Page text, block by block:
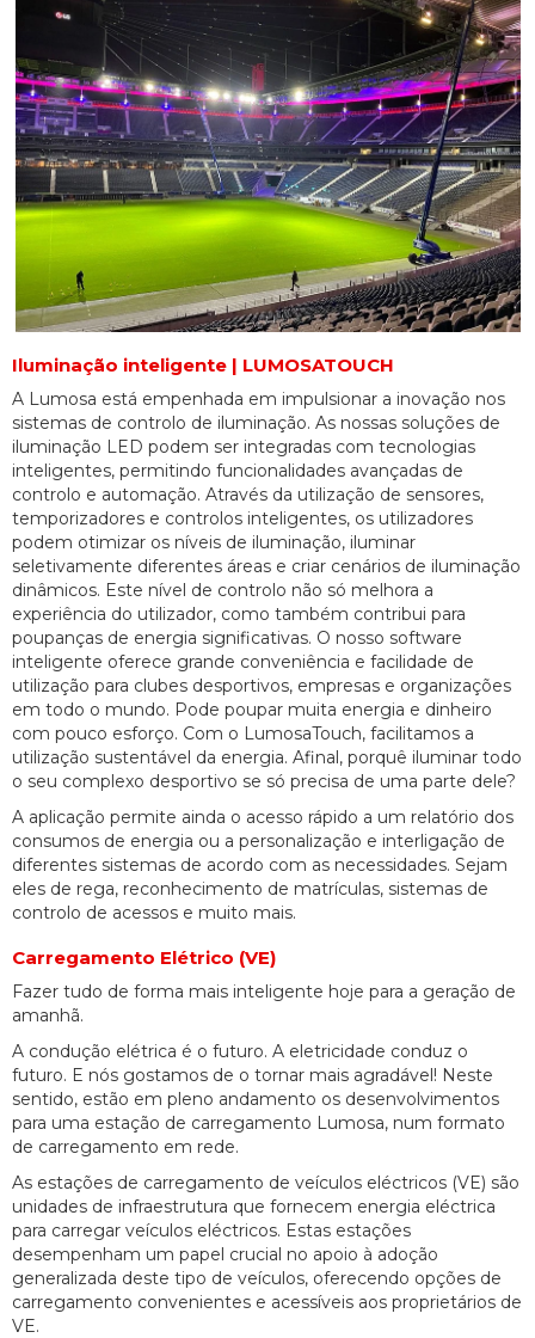
Iluminação inteligente | LUMOSATOUCH
A Lumosa está empenhada em impulsionar a inovação nos
sistemas de controlo de iluminação. As nossas soluções de
iluminação LED podem ser integradas com tecnologias
inteligentes, permitindo funcionalidades avançadas de
controlo e automação. Através da utilização de sensores,
temporizadores e controlos inteligentes, os utilizadores
podem otimizar os níveis de iluminação, iluminar
seletivamente diferentes áreas e criar cenários de iluminação
dinâmicos. Este nível de controlo não só melhora a
experiência do utilizador, como também contribui para
poupanças de energia significativas. O nosso software
inteligente oferece grande conveniência e facilidade de
utilização para clubes desportivos, empresas e organizações
em todo o mundo. Pode poupar muita energia e dinheiro
com pouco esforço. Com o LumosaTouch, facilitamos a
utilização sustentável da energia. Afinal, porquê iluminar todo
o seu complexo desportivo se só precisa de uma parte dele?
A aplicação permite ainda o acesso rápido a um relatório dos
consumos de energia ou a personalização e interligação de
diferentes sistemas de acordo com as necessidades. Sejam
eles de rega, reconhecimento de matrículas, sistemas de
controlo de acessos e muito mais.
Carregamento Elétrico (VE)
Fazer tudo de forma mais inteligente hoje para a geração de
amanhã.
A condução elétrica é o futuro. A eletricidade conduz o
futuro. E nós gostamos de o tornar mais agradável! Neste
sentido, estão em pleno andamento os desenvolvimentos
para uma estação de carregamento Lumosa, num formato
de carregamento em rede.
As estações de carregamento de veículos eléctricos (VE) são
unidades de infraestrutura que fornecem energia eléctrica
para carregar veículos eléctricos. Estas estações
desempenham um papel crucial no apoio à adoção
generalizada deste tipo de veículos, oferecendo opções de
carregamento convenientes e acessíveis aos proprietários de
VE.